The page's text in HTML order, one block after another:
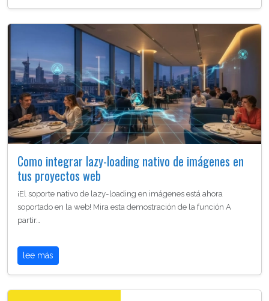
Como integrar lazy-loading nativo de imágenes en
tus proyectos web
¡El soporte nativo de lazy-loading en imágenes está ahora
soportado en la web! Mira esta demostración de la función A
partir…
lee más